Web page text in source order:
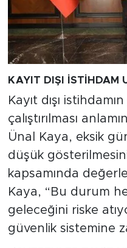
KAYIT DIŞI İSTİHDAM
Kayıt dışı
çalıştırılması
Ünal Kaya, eksik
düşük
kapsamında
Kaya, “Bu durum
geleceğini riske
güvenlik sistemine